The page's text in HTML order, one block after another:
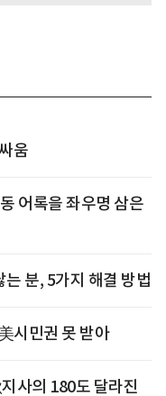
움
어록을 좌우명 삼은
분, 5가지 해결 방법
시민권 못 받아
사의 180도 달라진